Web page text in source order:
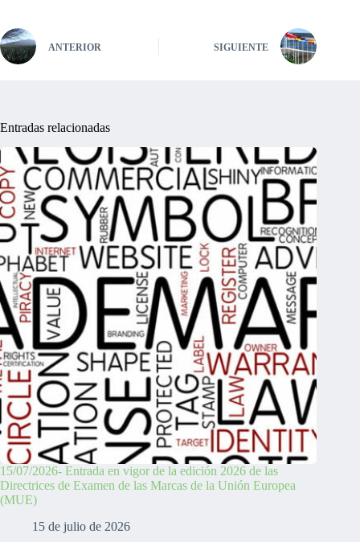
ANTERIOR SIGUIENTE
Entradas relacionadas
15/07/2026- Entrada en vigor de la edición 2026 de las
Directrices de Examen de las Marcas de la Unión Europea
(MUE)
15 de julio de 2026